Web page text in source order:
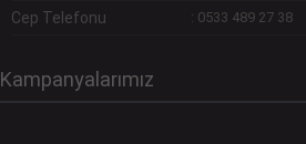
Cep Telefonu : 0533 489 27 38
Kampanyalarımız